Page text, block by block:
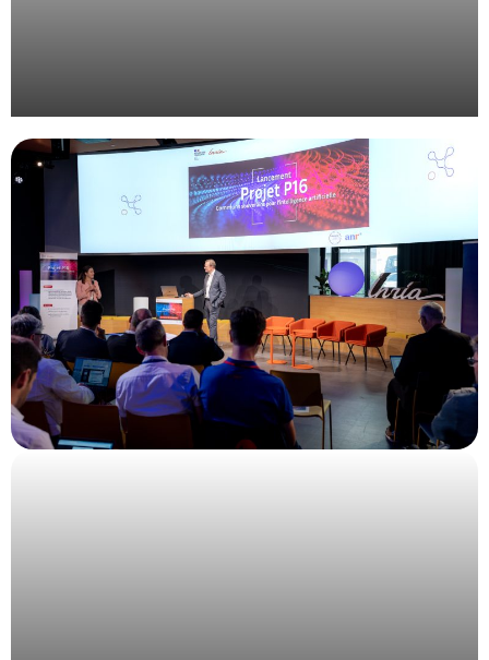
Gestion de plénière avec montage vidéo et travail
d’identité visuelle